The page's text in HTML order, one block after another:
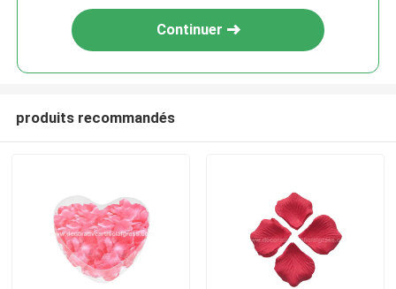
Continuer
produits recommandés